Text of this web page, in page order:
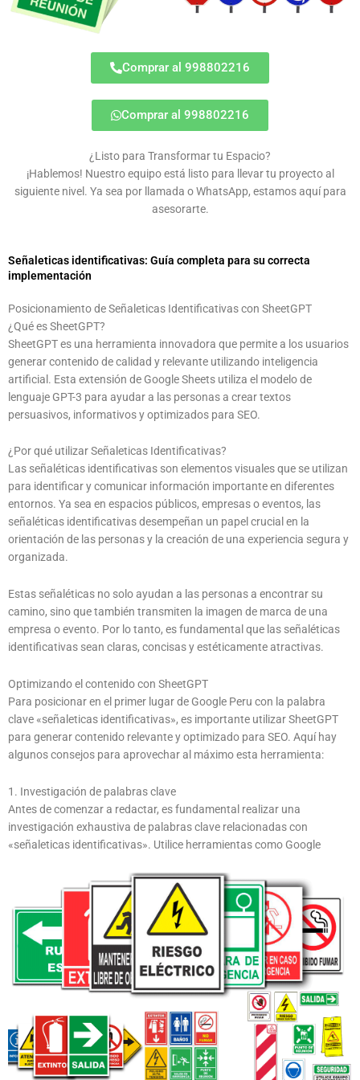
Comprar al 998802216
Comprar al 998802216
¿Listo para Transformar tu Espacio?
¡Hablemos! Nuestro equipo está listo para llevar tu proyecto al
siguiente nivel. Ya sea por llamada o WhatsApp, estamos aquí para
asesorarte.
Señaleticas identificativas: Guía completa para su correcta
implementación
Posicionamiento de Señaleticas Identificativas con SheetGPT
¿Qué es SheetGPT?
SheetGPT es una herramienta innovadora que permite a los usuarios
generar contenido de calidad y relevante utilizando inteligencia
artificial. Esta extensión de Google Sheets utiliza el modelo de
lenguaje GPT-3 para ayudar a las personas a crear textos
persuasivos, informativos y optimizados para SEO.
¿Por qué utilizar Señaleticas Identificativas?
Las señaléticas identificativas son elementos visuales que se utilizan
para identificar y comunicar información importante en diferentes
entornos. Ya sea en espacios públicos, empresas o eventos, las
señaléticas identificativas desempeñan un papel crucial en la
orientación de las personas y la creación de una experiencia segura y
organizada.
Estas señaléticas no solo ayudan a las personas a encontrar su
camino, sino que también transmiten la imagen de marca de una
empresa o evento. Por lo tanto, es fundamental que las señaléticas
identificativas sean claras, concisas y estéticamente atractivas.
Optimizando el contenido con SheetGPT
Para posicionar en el primer lugar de Google Peru con la palabra
clave «señaleticas identificativas», es importante utilizar SheetGPT
para generar contenido relevante y optimizado para SEO. Aquí hay
algunos consejos para aprovechar al máximo esta herramienta:
1. Investigación de palabras clave
Antes de comenzar a redactar, es fundamental realizar una
investigación exhaustiva de palabras clave relacionadas con
«señaleticas identificativas». Utilice herramientas como Google